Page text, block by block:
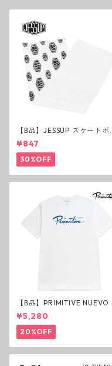
【B品】JESSUP スケートボ
ド グリップテープ ウルトラ
リップ ホワイト デッキテー
ジェスアップ ジェサップ
¥847
30%OFF
【B品】PRIMITIVE NUEVO
RIPT HW TEE WHITE ヘビー
ウェイトTシャツ ホワイト プ
リミティブ
¥5,280
20%OFF